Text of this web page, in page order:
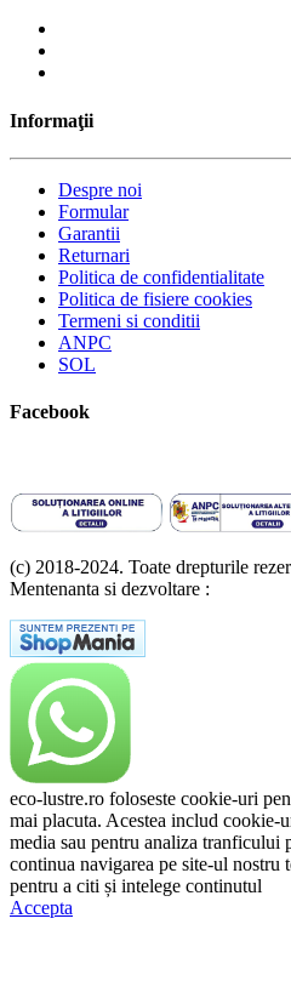
Informaţii
Despre noi
Formular
Garantii
Returnari
Politica de confidentialitate
Politica de fisiere cookies
Termeni si conditii
ANPC
SOL
Facebook
(c) 2018-2024. Toate drepturile
Mentenanta si dezvoltare :
eco-lustre.ro foloseste cookie-uri
mai placuta. Acestea includ cookie-
media sau pentru analiza tranficului
continua navigarea pe site-ul nostru
pentru a citi și intelege continutul
Accepta